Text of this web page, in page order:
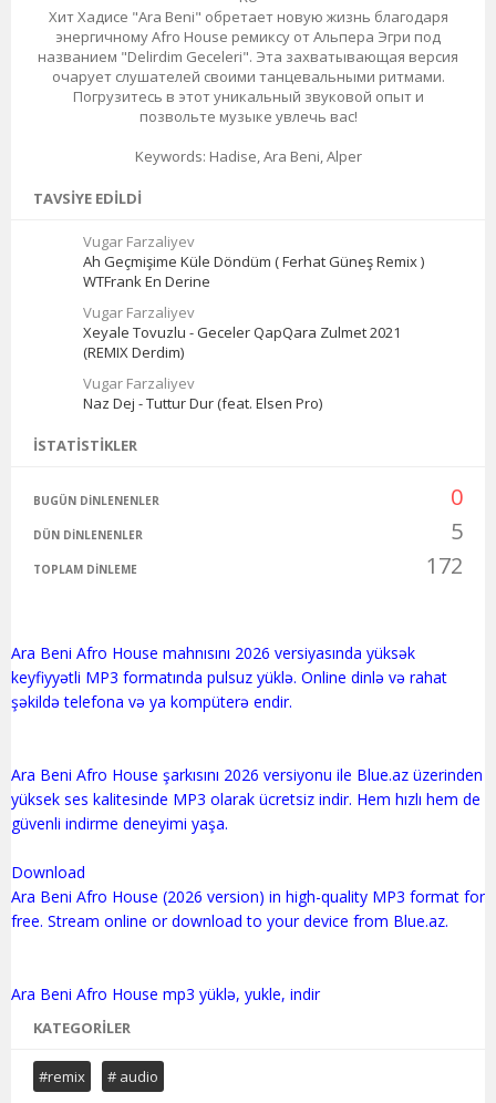
Хит Хадисе "Ara Beni" обретает новую жизнь благодаря
энергичному Afro House ремиксу от Альпера Эгри под
названием "Delirdim Geceleri". Эта захватывающая версия
очарует слушателей своими танцевальными ритмами.
Погрузитесь в этот уникальный звуковой опыт и
позвольте музыке увлечь вас!
Keywords: Hadise, Ara Beni, Alper
TAVSIYE EDILDI
Vugar Farzaliyev
Ah Geçmişime Küle Döndüm ( Ferhat Güneş Remix )
WTFrank En Derine
Vugar Farzaliyev
Xeyale Tovuzlu - Geceler QapQara Zulmet 2021
(REMIX Derdim)
Vugar Farzaliyev
Naz Dej - Tuttur Dur (feat. Elsen Pro)
İSTATISTIKLER
BUGÜN DINLENENLER 0
DÜN DINLENENLER 5
TOPLAM DINLEME 172
Ara Beni Afro House mahnısını 2026 versiyasında yüksək
keyfiyyətli MP3 formatında pulsuz yüklə. Online dinlə və rahat
şəkildə telefona və ya kompüterə endir.
Ara Beni Afro House şarkısını 2026 versiyonu ile Blue.az üzerinden
yüksek ses kalitesinde MP3 olarak ücretsiz indir. Hem hızlı hem de
güvenli indirme deneyimi yaşa.
Download
Ara Beni Afro House (2026 version) in high-quality MP3 format for
free. Stream online or download to your device from Blue.az.
KATEGORILER
#remix # audio